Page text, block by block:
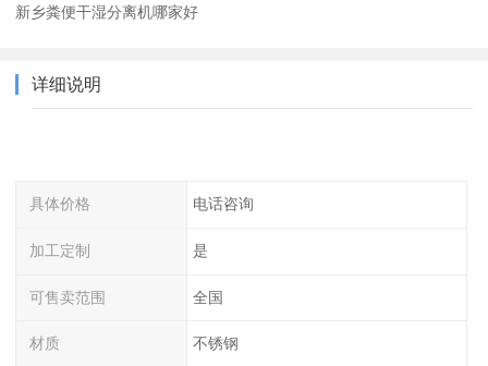
新乡粪便干湿分离机哪家好
详细说明
具体价格 电话咨询
加工定制 是
可售卖范围 全国
材质 不锈钢